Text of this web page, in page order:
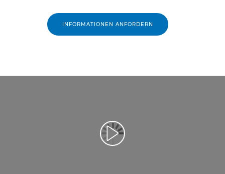
INFORMATIONEN ANFORDERN
Video abspielen